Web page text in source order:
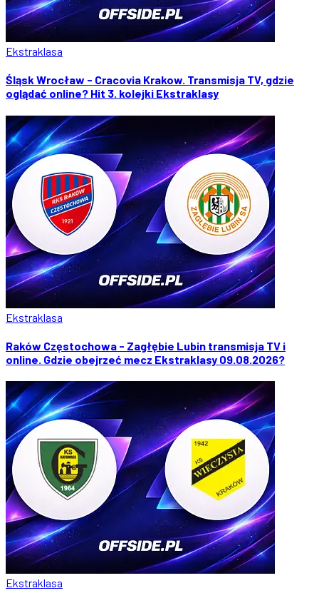
Ekstraklasa
Śląsk Wrocław - Cracovia Krakow. Transmisja TV, gdzie
oglądać online? Hit 3. kolejki Ekstraklasy
Ekstraklasa
Raków Częstochowa - Zagłębie Lubin transmisja TV i
online. Gdzie obejrzeć mecz Ekstraklasy 09.08.2026?
Ekstraklasa